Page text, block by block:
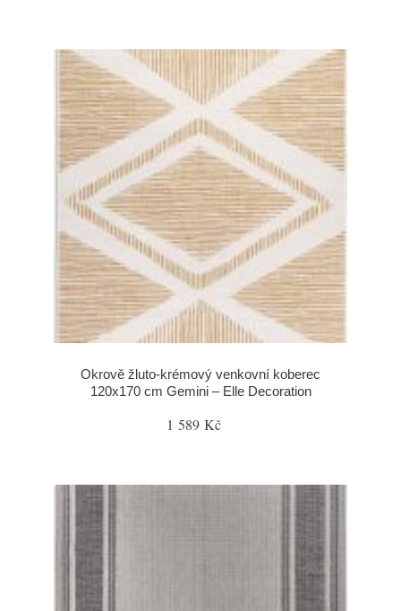
Okrově žluto-krémový venkovní koberec
120x170 cm Gemini – Elle Decoration
1 589 Kč